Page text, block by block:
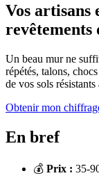
Vos artisans
revêtements
Un beau mur ne
répétés, talons,
de vos sols résistants
Obtenir mon
En bref
💰 Prix : 35-